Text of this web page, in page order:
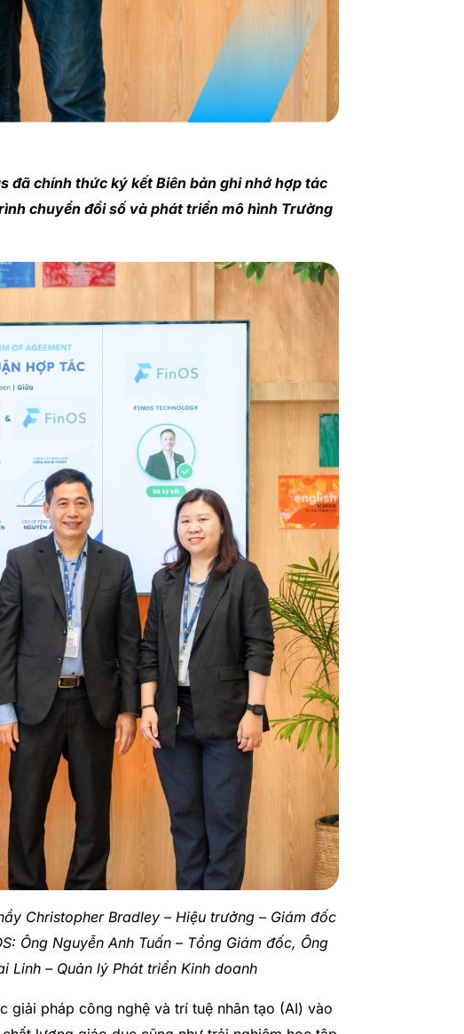
đã chính thức ký kết Biên bản ghi nhớ hợp tác
chuyển đổi số và phát triển mô hình Trường
Christopher Bradley – Hiệu trưởng – Giám đốc
Ông Nguyễn Anh Tuấn – Tổng Giám đốc, Ông
Linh – Quản lý Phát triển Kinh doanh
giải pháp công nghệ và trí tuệ nhân tạo (AI) vào